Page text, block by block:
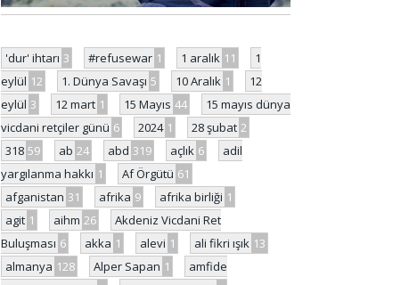
'dur' ihtarı 3 #refusewar 1 1 aralık 11
1
eylül 12 1. Dünya Savaşı 5 10 Aralık 1
12
eylül 3 12 mart 1 15 Mayıs 44
15 mayıs dünya
vicdani retçiler günü 6 2024 1 28 şubat 2
318 59 ab 24 abd 319 açlık 6
adil
yargılanma hakkı 1 Af Örgütü 61
afganistan 31 afrika 9 afrika birliği 1
agit 1 aihm 26
Akdeniz Vicdani Ret
Buluşması 6 akka 1 alevi 1 ali fikri ışık 13
almanya 128 Alper Sapan 1
amfide